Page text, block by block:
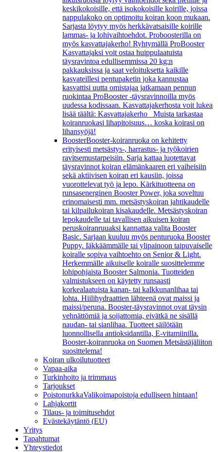
keskikokoisille, että isokokoisille koirille, joissa
nappulakoko on optimoitu koiran koon mukaan.
Sarjasta löytyy myös herkkävatsaisille koirille
lammas- ja lohivaihtoehdot. Proboosterilla on
myös kasvattajakerho! Ryhtymällä ProBooster
Kasvattajaksi voit ostaa huippulaatuista
täysravintoa edullisemmissa 20 kg:n
pakkauksissa ja saat veloituksetta kaikille
kasvateillesi pentupaketin joka kannustaa
kasvattisi uutta omistajaa jatkamaan pennun
ruokintaa ProBooster -täysravinnoilla myös
uudessa kodissaan. Kasvattajakerhosta voit lukea
lisää täältä: Kasvattajakerho Muista tarkastaa
koiranruokasi lihapitoisuus… koska koirasi on
lihansyöjä!
BoosterBooster-koiranruoka on kehitetty
erityisesti metsästys-, harrastus- ja työkoirien
ravitsemustarpeisiin. Sarja kattaa luotettavat
täysravinnot koiran elämänkaaren eri vaiheisiin
sekä aktiivisen koiran eri kausiin, joissa
vuorottelevat työ ja lepo. Kärkituotteena on
runsasenerginen Booster Power, joka soveltuu
erinomaisesti mm. metsästyskoiran jahtikaudelle
tai kilpailukoiran kisakaudelle. Metsästyskoiran
lepokaudelle tai tavallisen aikuisen koiran
peruskoiranruuaksi kannattaa valita Booster
Basic. Sarjaan kuuluu myös penturuoka Booster
Puppy. Iäkkäämmälle tai ylipainoon taipuvaiselle
koiralle sopiva vaihtoehto on Senior & Light.
Herkemmälle aikuiselle koiralle suosittelemme
lohipohjaista Booster Salmonia. Tuotteiden
valmistukseen on käytetty runsaasti
korkealaatuista kanan- tai kalkkunanlihaa tai
lohta. Hiilihydraattien lähteenä ovat maissi ja
maissi/peruna. Booster-täysravinnot ovat täysin
vehnättömiä ja soijattomia, eivätkä ne sisällä
naudan- tai sianlihaa. Tuotteet säilötään
luonnollisella antioksidantilla, E-vitamiinilla.
Booster-koiranruoka on Suomen Metsästäjäliiton
suosittelema!
Koiran ulkoilutuotteet
Vapaa-aika
Turkinhoito ja trimmaus
Tarjoukset
PoistonurkkaValikoimapoistoja edulliseen hintaan!
Lahjakortit
Tilaus- ja toimitusehdot
Evästekäytäntö (EU)
Yritys
Tapahtumat
Yhteystiedot